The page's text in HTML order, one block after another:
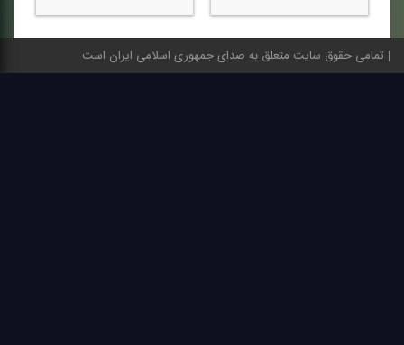
تمامی حقوق سایت متعلق به صدای جمهوری اسلامی ایران است